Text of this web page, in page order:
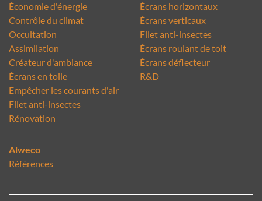
Économie d'énergie
Contrôle du climat
Occultation
Assimilation
Créateur d'ambiance
Écrans en toile
Empêcher les courants d'air
Filet anti-insectes
Rénovation
Écrans horizontaux
Écrans verticaux
Filet anti-insectes
Écrans roulant de toit
Écrans déflecteur
R&D
Alweco
Références